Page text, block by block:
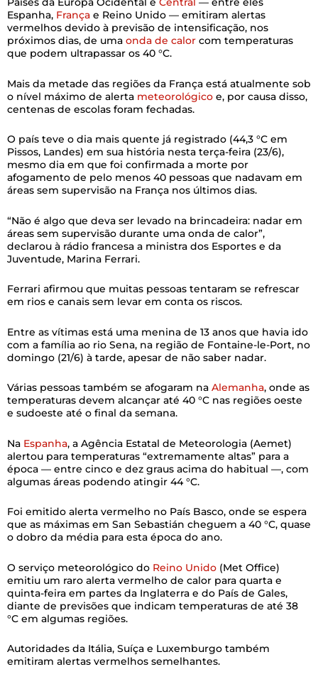
Espanha, França e Reino Unido — emitiram alertas
vermelhos devido à previsão de intensificação, nos
próximos dias, de uma onda de calor com temperaturas
que podem ultrapassar os 40 °C.
Mais da metade das regiões da França está atualmente sob
o nível máximo de alerta meteorológico e, por causa disso,
centenas de escolas foram fechadas.
O país teve o dia mais quente já registrado (44,3 °C em
Pissos, Landes) em sua história nesta terça-feira (23/6),
mesmo dia em que foi confirmada a morte por
afogamento de pelo menos 40 pessoas que nadavam em
áreas sem supervisão na França nos últimos dias.
“Não é algo que deva ser levado na brincadeira: nadar em
áreas sem supervisão durante uma onda de calor”,
declarou à rádio francesa a ministra dos Esportes e da
Juventude, Marina Ferrari.
Ferrari afirmou que muitas pessoas tentaram se refrescar
em rios e canais sem levar em conta os riscos.
Entre as vítimas está uma menina de 13 anos que havia ido
com a família ao rio Sena, na região de Fontaine-le-Port, no
domingo (21/6) à tarde, apesar de não saber nadar.
Várias pessoas também se afogaram na Alemanha, onde as
temperaturas devem alcançar até 40 °C nas regiões oeste
e sudoeste até o final da semana.
Na Espanha, a Agência Estatal de Meteorologia (Aemet)
alertou para temperaturas “extremamente altas” para a
época — entre cinco e dez graus acima do habitual —, com
algumas áreas podendo atingir 44 °C.
Foi emitido alerta vermelho no País Basco, onde se espera
que as máximas em San Sebastián cheguem a 40 °C, quase
o dobro da média para esta época do ano.
O serviço meteorológico do Reino Unido (Met Office)
emitiu um raro alerta vermelho de calor para quarta e
quinta-feira em partes da Inglaterra e do País de Gales,
diante de previsões que indicam temperaturas de até 38
°C em algumas regiões.
Autoridades da Itália, Suíça e Luxemburgo também
emitiram alertas vermelhos semelhantes.